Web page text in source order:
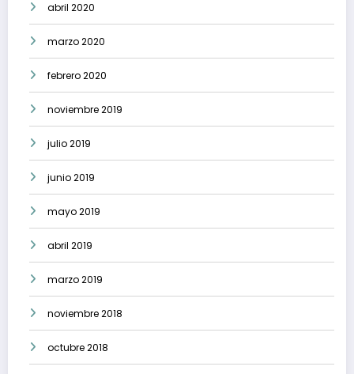
abril 2020
marzo 2020
febrero 2020
noviembre 2019
julio 2019
junio 2019
mayo 2019
abril 2019
marzo 2019
noviembre 2018
octubre 2018